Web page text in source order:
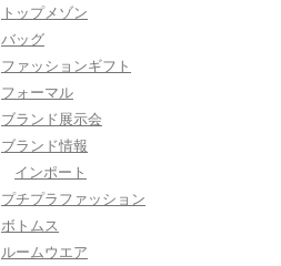
トップメゾン
バッグ
ファッションギフト
フォーマル
ブランド展示会
ブランド情報
インポート
プチプラファッション
ボトムス
ルームウエア